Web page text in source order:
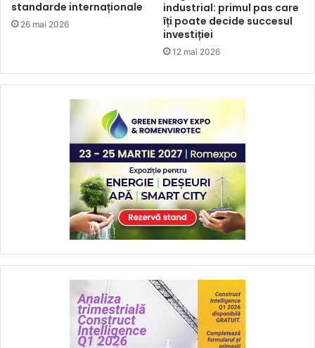
standarde internaționale
26 mai 2026
industrial: primul pas care
îți poate decide succesul
investiției
12 mai 2026